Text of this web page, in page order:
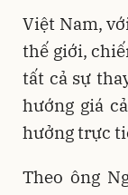
Việt Nam,
thế giới,
tất cả sự
hướng giá
hưởng trực
Theo ông